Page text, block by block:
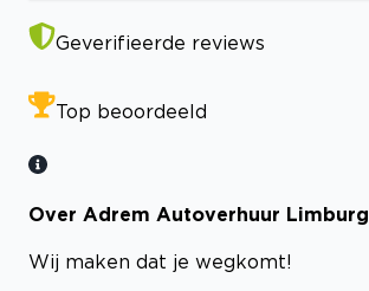
Geverifieerde reviews
Top beoordeeld
Over Adrem Autoverhuur Limburg
Wij maken dat je wegkomt!